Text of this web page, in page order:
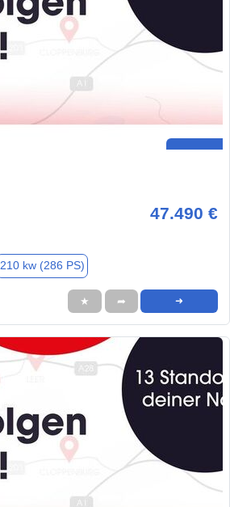
47.490 €
210 kw (286 PS)
★ ➦ ➜